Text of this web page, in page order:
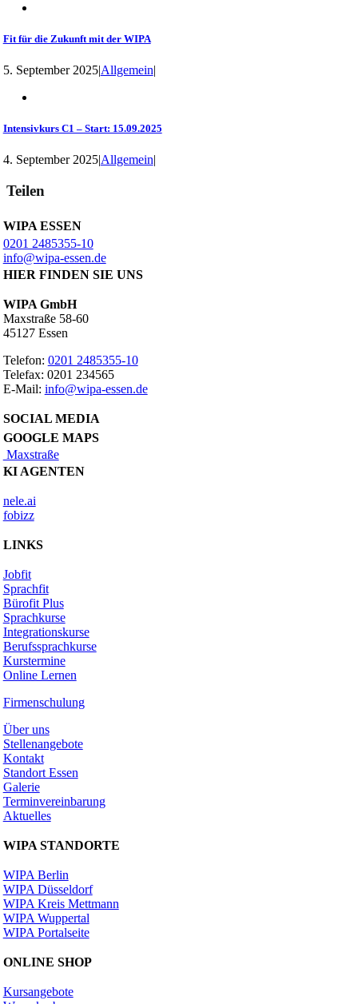
Fit für die Zukunft mit der WIPA
5. September 2025|Allgemein|
Intensivkurs C1 – Start: 15.09.2025
4. September 2025|Allgemein|
Teilen
WIPA ESSEN
0201 2485355-10
info@wipa-essen.de
HIER FINDEN SIE UNS
WIPA GmbH
Maxstraße 58-60
45127 Essen
Telefon: 0201 2485355-10
Telefax: 0201 234565
E-Mail: info@wipa-essen.de
SOCIAL MEDIA
GOOGLE MAPS
Maxstraße
KI AGENTEN
nele.ai
fobizz
LINKS
Jobfit
Sprachfit
Bürofit Plus
Sprachkurse
Integrationskurse
Berufssprachkurse
Kurstermine
Online Lernen
Firmenschulung
Über uns
Stellenangebote
Kontakt
Standort Essen
Galerie
Terminvereinbarung
Aktuelles
WIPA STANDORTE
WIPA Berlin
WIPA Düsseldorf
WIPA Kreis Mettmann
WIPA Wuppertal
WIPA Portalseite
ONLINE SHOP
Kursangebote